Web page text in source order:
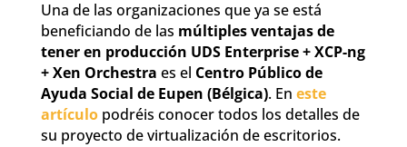
Una de las organizaciones que ya se está
beneficiando de las múltiples ventajas de
tener en producción UDS Enterprise + XCP-ng
+ Xen Orchestra es el Centro Público de
Ayuda Social de Eupen (Bélgica). En este
artículopodréis conocer todos los detalles de
su proyecto de virtualización de escritorios.